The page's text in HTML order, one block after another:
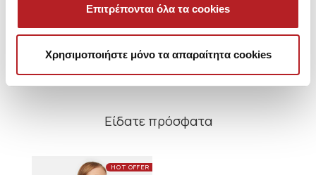
Επιτρέπονται όλα τα cookies
Χρησιμοποιήστε μόνο τα απαραίτητα cookies
9,95 €
Μπανέλα
16,95 €
Είδατε πρόσφατα
HOT OFFER